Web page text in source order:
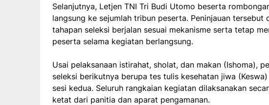
Selanjutnya, Letjen TNI Tri Budi Utomo beserta
langsung ke sejumlah tribun peserta. Peninjauan tersebut
tahapan seleksi berjalan sesuai mekanisme serta tetap
peserta selama kegiatan berlangsung.
Usai pelaksanaan istirahat, sholat, dan makan (Ishoma),
seleksi berikutnya berupa tes tulis kesehatan jiwa
sesi kedua. Seluruh rangkaian kegiatan dilaksanakan
ketat dari panitia dan aparat pengamanan.